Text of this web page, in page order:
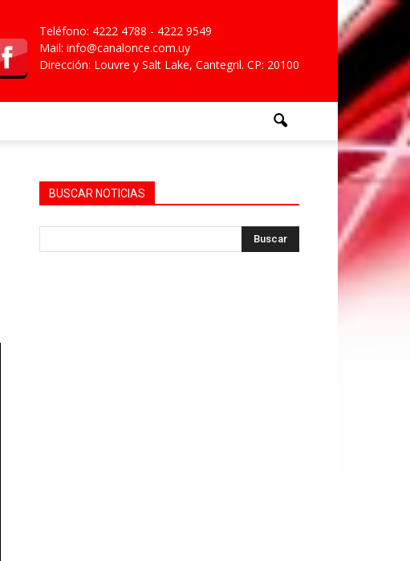
Teléfono: 4222 4788 - 4222 9549
Mail: info@canalonce.com.uy
Dirección: Louvre y Salt Lake, Cantegril. CP: 20100
BUSCAR NOTICIAS